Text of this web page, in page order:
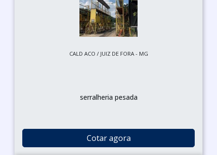
CALD ACO / JUIZ DE FORA - MG
serralheria pesada
Cotar agora